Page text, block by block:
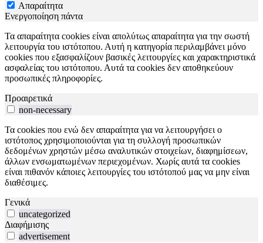
Απαραίτητα
Ενεργοποίηση πάντα
Τα απαραίτητα cookies είναι απολύτως απαραίτητα για την σωστή
λειτουργία του ιστότοπου. Αυτή η κατηγορία περιλαμβάνει μόνο
cookies που εξασφαλίζουν βασικές λειτουργίες και χαρακτηριστικά
ασφαλείας του ιστότοπου. Αυτά τα cookies δεν αποθηκεύουν
προσωπικές πληροφορίες.
Προαιρετικά
non-necessary
Τα cookies που ενώ δεν απαραίτητα για να λειτουργήσει ο
ιστότοπος χρησιμοποιούνται για τη συλλογή προσωπικών
δεδομένων χρηστών μέσω αναλυτικών στοιχείων, διαφημίσεων,
άλλων ενσωματωμένων περιεχομένων. Χωρίς αυτά τα cookies
είναι πιθανόν κάποιες λειτουργίες του ιστότοπού μας να μην είναι
διαθέσιμες.
Γενικά
uncategorized
Διαφήμισης
advertisement